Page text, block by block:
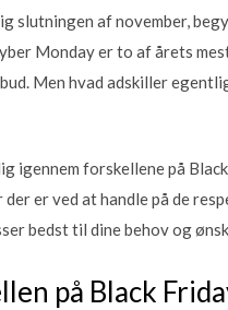
slutningen af november,
Monday er to af årets
Men hvad adskiller
igennem forskellene på
er ved at handle på de
bedst til dine behov og
på Black